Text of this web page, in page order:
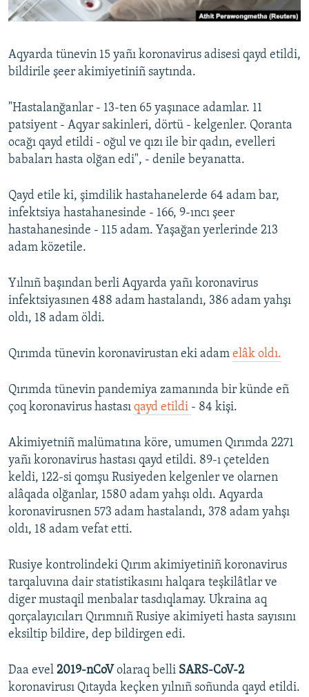
Русский
Українською
RFE/RS bütün saytları
Aqyarda tünevin 15 yañı koronavirus adisesi qayd etildi,
bildirile şeer akimiyetiniñ saytında.
"Hastalanğanlar - 13-ten 65 yaşınace adamlar. 11
patsiyent - Aqyar sakinleri, dörtü - kelgenler. Qoranta
ocağı qayd etildi - oğul ve qızı ile bir qadın, evelleri
babaları hasta olğan edi", - denile beyanatta.
Qayd etile ki, şimdilik hastahanelerde 64 adam bar,
infektsiya hastahanesinde - 166, 9-ıncı şeer
hastahanesinde - 115 adam. Yaşağan yerlerinde 213
adam közetile.
Yılnıñ başından berli Aqyarda yañı koronavirus
infektsiyasınen 488 adam hastalandı, 386 adam yahşı
oldı, 18 adam öldi.
Qırımda tünevin koronavirustan eki adam elâk oldı.
Qırımda tünevin pandemiya zamanında bir künde eñ
çoq koronavirus hastası qayd etildi - 84 kişi.
Akimiyetniñ malümatına köre, umumen Qırımda 2271
yañı koronavirus hastası qayd etildi. 89-ı çetelden
keldi, 122-si qomşu Rusiyeden kelgenler ve olarnen
alâqada olğanlar, 1580 adam yahşı oldı. Aqyarda
koronavirusnen 573 adam hastalandı, 378 adam yahşı
oldı, 18 adam vefat etti.
Rusiye kontrolindeki Qırım akimiyetiniñ koronavirus
tarqaluvına dair statistikasını halqara teşkilâtlar ve
diger mustaqil menbalar tasdıqlamay. Ukraina aq
qorçalayıcıları Qırımnıñ Rusiye akimiyeti hasta sayısını
eksiltip bildire, dep bildirgen edi.
Daa evel 2019-nCoV olaraq belli SARS-CoV-2
koronavirusı Qıtayda keçken yılnıñ soñunda qayd etildi.